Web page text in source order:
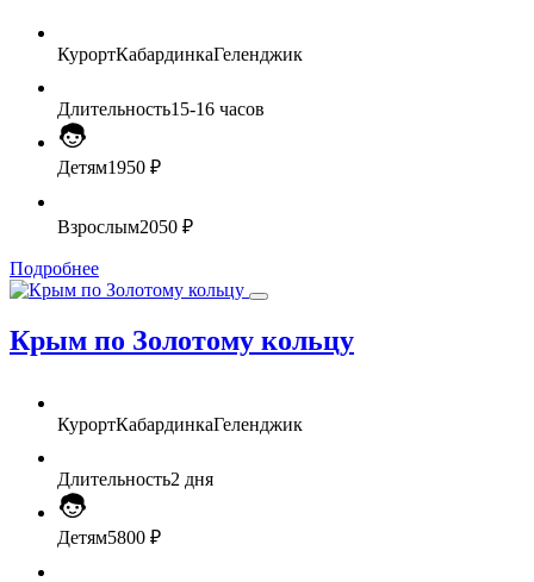
КурортКабардинкаГеленджик
Длительность15-16 часов
Детям1950 ₽
Взрослым2050 ₽
Подробнее
Крым по Золотому кольцу
КурортКабардинкаГеленджик
Длительность2 дня
Детям5800 ₽